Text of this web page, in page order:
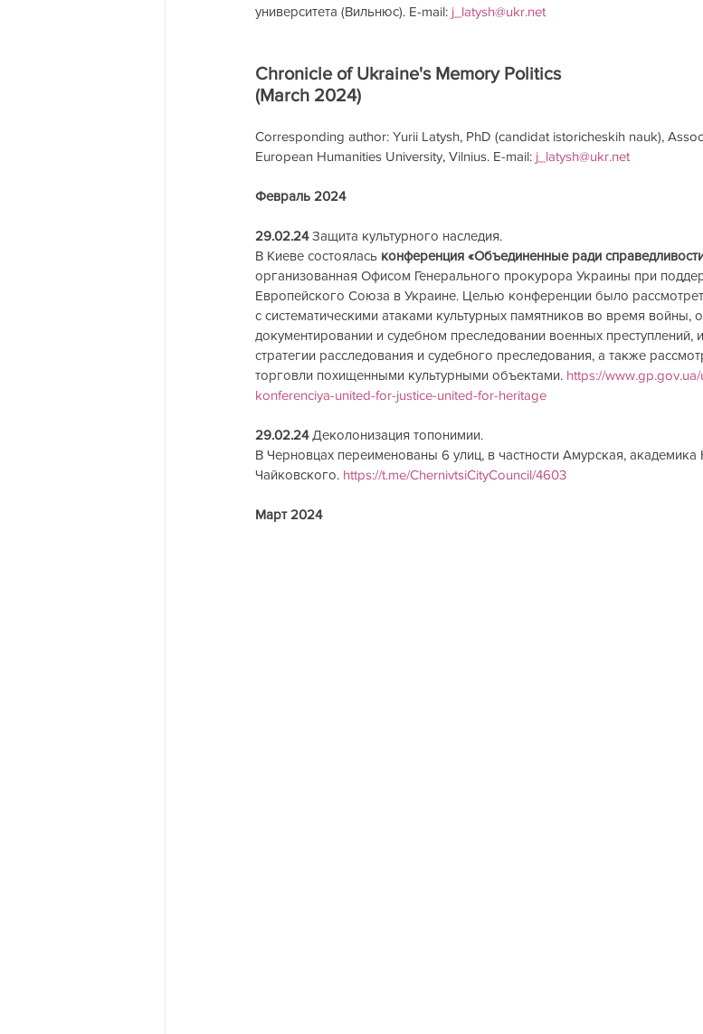
университета (Вильнюс). E-mail: j_latysh@ukr.net
Chronicle of Ukraine's Memory Politics
(March 2024)
Corresponding author: Yurii Latysh, PhD (candidat istoricheskih nauk),
European Humanities University, Vilnius. E-mail: j_latysh@ukr.net
Февраль 2024
29.02.24 Защита культурного наследия.
В Киеве состоялась конференция «Объединенные ради
организованная Офисом Генерального прокурора Украины при
Европейского Союза в Украине. Целью конференции было
с систематическими атаками культурных памятников во время войны,
документировании и судебном преследовании военных преступлений,
стратегии расследования и судебного преследования, а также
торговли похищенными культурными объектами. https://
konferenciya-united-for-justice-united-for-heritage
29.02.24 Деколонизация топонимии.
В Черновцах переименованы 6 улиц, в частности Амурская,
Чайковского. https://t.me/ChernivtsiCityCouncil/4603
Март 2024